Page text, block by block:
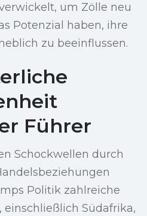
um Zölle neu
Potenzial haben, ihre
zu beeinflussen.
Führer
Schockwellen durch
Politik zahlreiche
Südafrika,